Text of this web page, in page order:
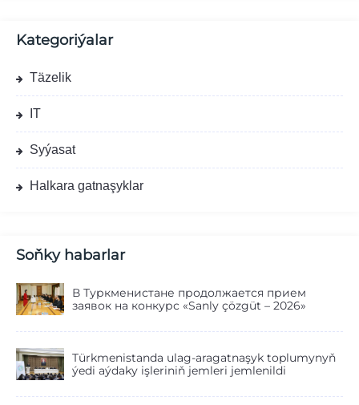
Kategoriýalar
Täzelik
IT
Syýasat
Halkara gatnaşyklar
Soňky habarlar
В Туркменистане продолжается прием
заявок на конкурс «Sanly çözgüt – 2026»
Türkmenistanda ulag-aragatnaşyk toplumynyň
ýedi aýdaky işleriniň jemleri jemlenildi